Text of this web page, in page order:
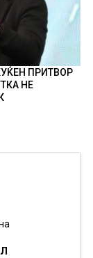
ПРИТВОР
НЕ